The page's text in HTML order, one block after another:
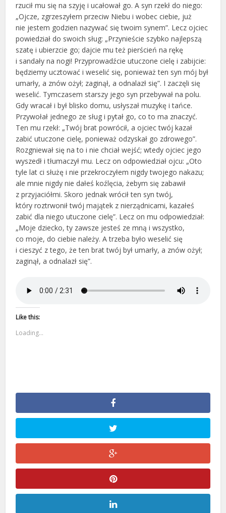
rzucił mu się na szyję i ucałował go. A syn rzekł do niego:
„Ojcze, zgrzeszyłem przeciw Niebu i wobec ciebie, już
nie jestem godzien nazywać się twoim synem”. Lecz ojciec
powiedział do swoich sług: „Przynieście szybko najlepszą
szatę i ubierzcie go; dajcie mu też pierścień na rękę
i sandały na nogi! Przyprowadźcie utuczone cielę i zabijcie:
będziemy ucztować i weselić się, ponieważ ten syn mój był
umarły, a znów ożył; zaginął, a odnalazł się”. I zaczęli się
weselić. Tymczasem starszy jego syn przebywał na polu.
Gdy wracał i był blisko domu, usłyszał muzykę i tańce.
Przywołał jednego ze sług i pytał go, co to ma znaczyć.
Ten mu rzekł: „Twój brat powrócił, a ojciec twój kazał
zabić utuczone cielę, ponieważ odzyskał go zdrowego”.
Rozgniewał się na to i nie chciał wejść; wtedy ojciec jego
wyszedł i tłumaczył mu. Lecz on odpowiedział ojcu: „Oto
tyle lat ci służę i nie przekroczyłem nigdy twojego nakazu;
ale mnie nigdy nie dałeś koźlęcia, żebym się zabawił
z przyjaciółmi. Skoro jednak wrócił ten syn twój,
który roztrwonił twój majątek z nierządnicami, kazałeś
zabić dla niego utuczone cielę”. Lecz on mu odpowiedział:
„Moje dziecko, ty zawsze jesteś ze mną i wszystko,
co moje, do ciebie należy. A trzeba było weselić się
i cieszyć z tego, że ten brat twój był umarły, a znów ożył;
zaginął, a odnalazł się”.
Like this:
Loading...